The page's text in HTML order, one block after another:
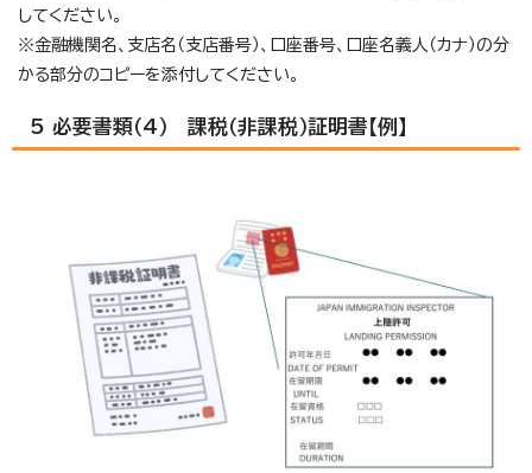
してください。
※金融機関名、支店名（支店番号）、口座番号、口座名義人（カナ）の分
かる部分のコピーを添付してください。
5 必要書類（4） 課税（非課税）証明書【例】